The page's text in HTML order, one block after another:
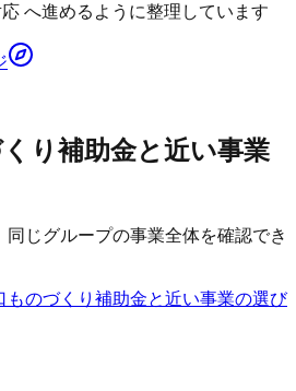
へ進めるように整理しています
り補助金と近い事業
じグループの事業全体を確認でき
ものづくり補助金と近い事業の選び